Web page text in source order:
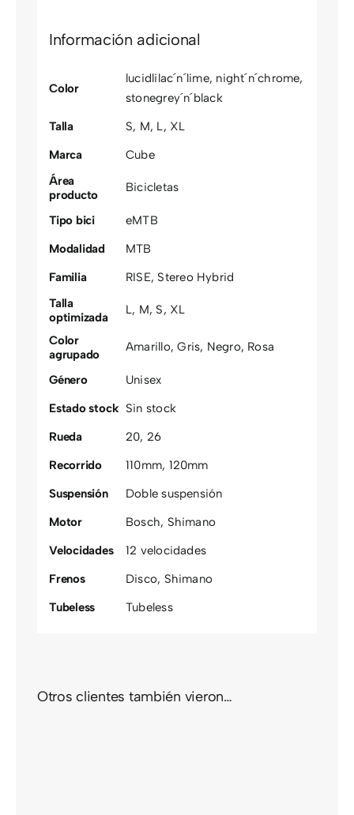
Información adicional
Color
lucidlilac´n´lime, night´n´chrome,
stonegrey´n´black
Talla
S, M, L, XL
Marca
Cube
Área
producto
Bicicletas
Tipo bici
eMTB
Modalidad
MTB
Familia
RISE, Stereo Hybrid
Talla
optimizada
L, M, S, XL
Color
agrupado
Amarillo,Gris, Negro, Rosa
Género
Unisex
Estado stock Sin stock
Rueda
20, 26
Recorrido
110mm, 120mm
Suspensión
Doble suspensión
Motor
Bosch, Shimano
Velocidades
12 velocidades
Frenos
Disco, Shimano
Tubeless
Tubeless
Otros clientes también vieron…